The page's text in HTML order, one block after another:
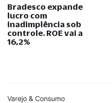
Bradesco expande
lucro com
inadimplência sob
controle. ROE vai a
16,2%
Varejo & Consumo